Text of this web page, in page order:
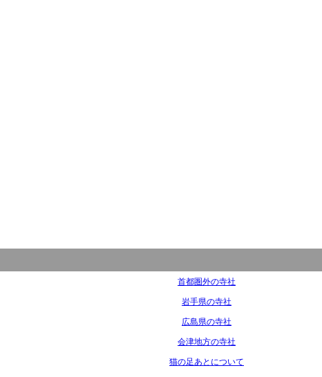
首都圏外の寺社
岩手県の寺社
広島県の寺社
会津地方の寺社
猫の足あとについて